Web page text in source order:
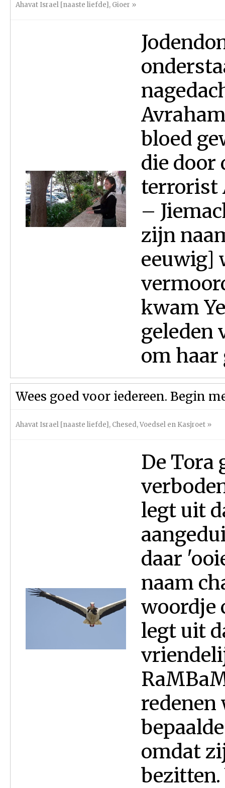
Ahavat Israel [naaste liefde], Gioer »
bloed
die door
terrorist
–
zijn
eeuwig]
kwam
geleden
om haar
Wees goed voor iedereen. Begin
Ahavat Israel [naaste liefde], Chesed,Voedsel en Kasjroet »
De Tora
legt uit
daar
naam
woordje
legt uit
redenen
omdat
bezitten.